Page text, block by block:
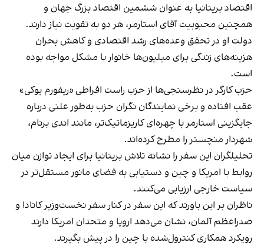
اقتصاد بریتانیا به عنوان ششمین اقتصاد بزرگ جهان و
همچنین محبوبیت آقای استارمر، هر دو به تقویت نیاز دارند.
دولت او در تحقق وعده‌های رشد اقتصادی و کاهش بحران
هزینه‌های زندگی برای میلیون‌ها خانوار با مشکل مواجه بوده
است.
حزب کارگر در نظرسنجی‌ها از حزب راست افراطی «ریفورم یوکی»
عقب افتاده و برخی نمایندگان نگران حزب به‌طور علنی درباره
جایگزینی استارمر با چهره‌ای کاریزماتیک‌تر، مانند اندی برنام،
شهردار منچستر را مطرح کرده‌اند.
تحلیلگران این سفر را نشانه تلاش بریتانیا برای ایجاد توازن میان
روابط با امریکا و چین و دستیابی به فضای مانور مستقل‌تر در
سیاست خارجی ارزیابی می‌کنند.
ناظران بر این باورند که این سفر در کنار سفر نخست‌وزیر کانادا و
صدراعظم آلمان، نشان می‌دهد اروپا و متحدان امریکا دارند
رویکرد همکاری کنترول‌شده با چین را در پیش بگیرند.